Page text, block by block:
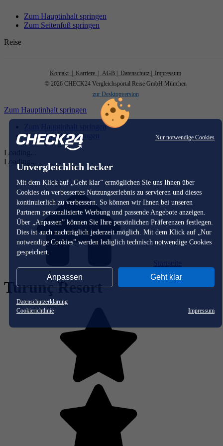
Nur notwendige Cookies
Unvergleichlich lecker
Mit dem Klick auf „Geht klar” ermöglichen Sie uns Ihnen über
Cookies ein verbessertes Nutzungserlebnis zu servieren und dieses
kontinuierlich zu verbessern. So können wir Ihnen bei unseren
Partnern personalisierte Werbung und passende Angebote anzeigen.
Über „Anpassen” können Sie Ihre persönlichen Präferenzen festlegen.
Dies ist auch nachträglich jederzeit möglich. Mit dem Klick auf „Nur
notwendige Cookies” werden lediglich technisch notwendige Cookies
gespeichert.
Anpassen Geht klar
Datenschutzerklärung
Cookierichtlinie
Impressum
Zum Hauptinhalt springen
Zum Seitenfuß springen
Reise
Kontakt | Karriere | AGB | Datenschutz
| Impressum
© 2026 CHECK24 Vergleichsportal Reise GmbH München
zur Desktopversion
Zum Hauptinhalt springen
Zum Hauptinhalt springen
Zum Seitenfuß springen
Loading...
Loading...
Turunç Resort